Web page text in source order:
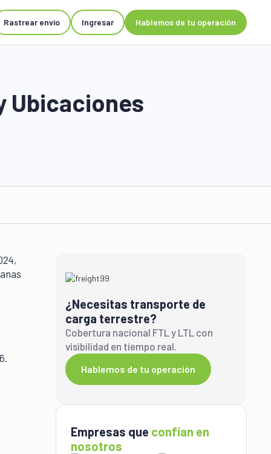
Rastrear envío Ingresar Hablemos de tu operación
Ubicaciones
¿Necesitas transporte de
carga terrestre?
Cobertura nacional FTL y LTL con
visibilidad en tiempo real.
Hablemos de tu operación
Empresas que confían en
nosotros